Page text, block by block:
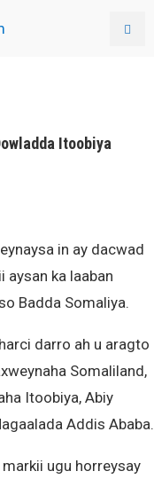
Itoobiya
in ay dacwad
aysan ka laaban
Badda Somaliya.
darro ah u aragto
Somaliland,
Itoobiya, Abiy
Addis Ababa.
ugu horreysay